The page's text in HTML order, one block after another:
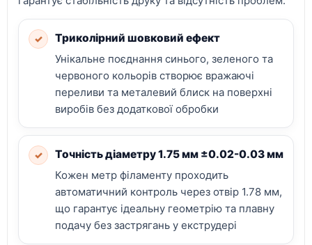
✓
Триколірний шовковий ефект
Унікальне поєднання синього, зеленого та
червоного кольорів створює вражаючі
переливи та металевий блиск на поверхні
виробів без додаткової обробки
✓
Точність діаметру 1.75 мм ±0.02-0.03 мм
Кожен метр філаменту проходить
автоматичний контроль через отвір 1.78 мм,
що гарантує ідеальну геометрію та плавну
подачу без застрягань у екструдері